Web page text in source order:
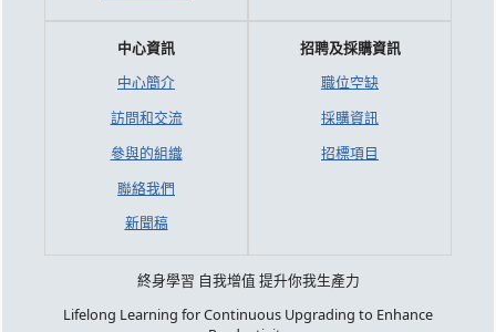
中心資訊
中心簡介
訪問和交流
參與的組織
聯絡我們
新聞稿
招聘及採購資訊
職位空缺
採購資訊
招標項目
終身學習 自我增值 提升你我生產力
Lifelong Learning for Continuous Upgrading to Enhance